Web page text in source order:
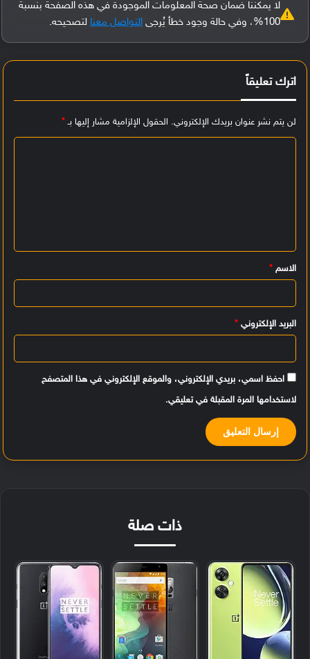
لا يمكننا ضمان صحة المعلومات الموجودة في هذه الصفحة بنسبة
100%، وفي حالة وجود خطأ يُرجى
التواصل معنا لتصحيحه.
اترك تعليقاً
لن يتم نشر عنوان بريدك الإلكتروني. الحقول الإلزامية مشار إليها بـ*
ي
ق
الاسم *
البريد الإلكتروني *
احفظ اسمي، بريدي الإلكتروني، والموقع الإلكتروني في هذا المتصفح
لاستخدامها المرة المقبلة في تعليقي.
ذات صلة